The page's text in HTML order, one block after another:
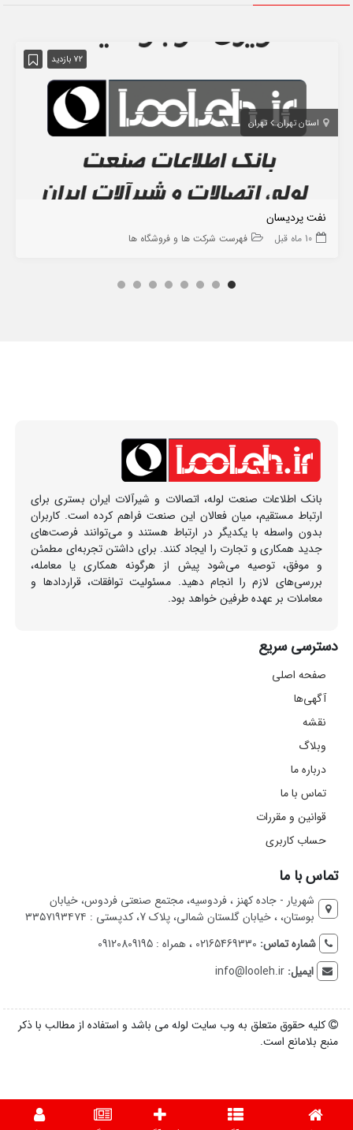
72 بازدید
استان تهران تهران
نفت پردیسان
10 ماه قبل فهرست شرکت ها و فروشگاه ها
بانک اطلاعات صنعت لوله، اتصالات و شیرآلات ایران بستری برای
ارتباط مستقیم، میان فعالان این صنعت فراهم کرده است. کاربران
بدون واسطه با یکدیگر در ارتباط هستند و می‌توانند فرصت‌های
جدید همکاری و تجارت را ایجاد کنند. برای داشتن تجربه‌ای مطمئن
و موفق، توصیه می‌شود پیش از هرگونه همکاری یا معامله،
بررسی‌های لازم را انجام دهید. مسئولیت توافقات، قراردادها و
معاملات بر عهده طرفین خواهد بود.
دسترسی سریع
صفحه اصلی
آگهی‌ها
نقشه
وبلاگ
درباره ما
تماس با ما
قوانین و مقررات
حساب کاربری
تماس با ما
شهریار - جاده کهنز ، فردوسیه، مجتمع صنعتی فردوس، خیابان
بوستان، ، خیابان گلستان شمالی، پلاک 7، کدپستی : ۳۳۵۷۱۹۳۴۷۴
شماره تماس: 02165469330 ، همراه : 09120809195
ایمیل:info@looleh.ir
کلیه حقوق متعلق به وب سایت لوله می باشد و استفاده از مطالب با ذکر
منبع بلامانع است.